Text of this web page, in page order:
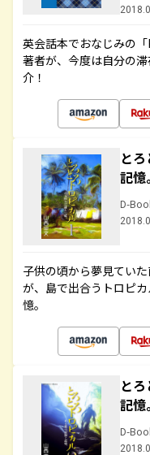
英会話本でおなじみの
著者が、今度は自分の
介！
と
記
D-
子供の頃から夢見てい
が、島で出合うトロピ
憶。
と
記
D-